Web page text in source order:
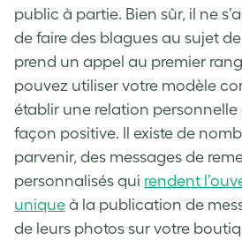
public à partie. Bien sûr, il ne
de faire des blagues au sujet
prend un appel au premier
pouvez utiliser votre modèle
établir une relation
façon positive. Il existe de
parvenir, des messages de
personnalisés qui rendent
unique à la publication de
de leurs photos sur votre